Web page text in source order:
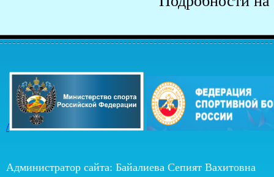
/
Администратор сайта: Байалиева Сепият Вахитовна